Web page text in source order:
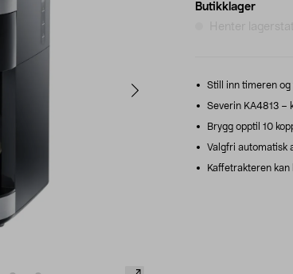
Butikklager
Henter
Still inn timeren og
Severin KA4813 –
Brygg opptil 10
Valgfri automatisk
Kaffetrakteren kan